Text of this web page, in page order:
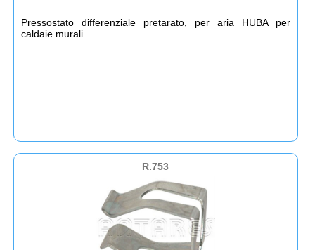
Pressostato differenziale pretarato, per aria HUBA per
caldaie murali.
R.753